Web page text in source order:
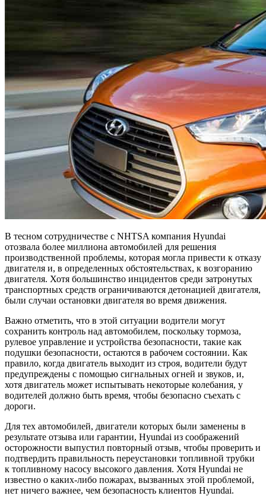
В тесном сотрудничестве с NHTSA компания Hyundai
отозвала более миллиона автомобилей для решения
производственной проблемы, которая могла привести к отказу
двигателя и, в определенных обстоятельствах, к возгоранию
двигателя. Хотя большинство инцидентов среди затронутых
транспортных средств ограничиваются детонацией двигателя,
были случаи остановки двигателя во время движения.
Важно отметить, что в этой ситуации водители могут
сохранить контроль над автомобилем, поскольку тормоза,
рулевое управление и устройства безопасности, такие как
подушки безопасности, остаются в рабочем состоянии. Как
правило, когда двигатель выходит из строя, водители будут
предупреждены с помощью сигнальных огней и звуков, и,
хотя двигатель может испытывать некоторые колебания, у
водителей должно быть время, чтобы безопасно съехать с
дороги.
Для тех автомобилей, двигатели которых были заменены в
результате отзыва или гарантии, Hyundai из соображений
осторожности выпустил повторный отзыв, чтобы проверить и
подтвердить правильность переустановки топливной трубки
к топливному насосу высокого давления. Хотя Hyundai не
известно о каких-либо пожарах, вызванных этой проблемой,
нет ничего важнее, чем безопасность клиентов Hyundai.